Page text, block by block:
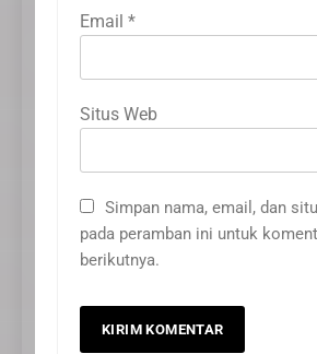
Email *
Situs Web
Simpan nama, email, dan
pada peramban ini untuk
berikutnya.